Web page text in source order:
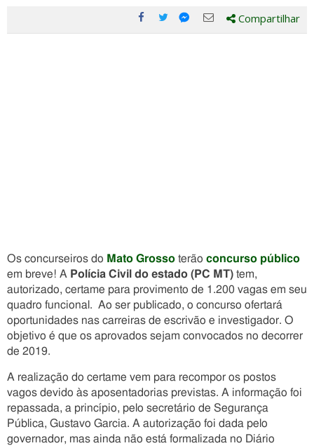
Compartilhe
Compartilhe
Compartilhe
Compartilhe
Compartilhar
Os concurseiros do Mato Grosso terão concurso público
em breve! A Polícia Civil do estado (PC MT) tem,
autorizado, certame para provimento de 1.200 vagas em seu
quadro funcional. Ao ser publicado, o concurso ofertará
oportunidades nas carreiras de escrivão e investigador. O
objetivo é que os aprovados sejam convocados no decorrer
de 2019.
A realização do certame vem para recompor os postos
vagos devido às aposentadorias previstas. A informação foi
repassada, a princípio, pelo secretário de Segurança
Pública, Gustavo Garcia. A autorização foi dada pelo
governador, mas ainda não está formalizada no Diário